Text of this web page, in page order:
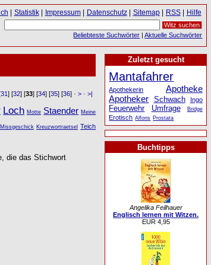
31] [32] [33] [34] [35] [36] · >· >|
Loch Motte Staender Meine
Missgeschick Kreuzwortraetsel Teich
die das Stichwort
| Statistik| Impressum| Datenschutz| Sitemap| RSS| Hilfe
Beliebteste Suchwörter |Aktuelle Suchwörter
Zuletzt gesucht
Mantafahrer
Apothekerin
Apotheke
Apotheker Schwach Ingo
Feuerwehr Umfrage Bridge
Erotisch Alfons Prostata
Buchtipps
Angelika Feilhauer
Englisch lernen mit Witzen.
EUR 4,95